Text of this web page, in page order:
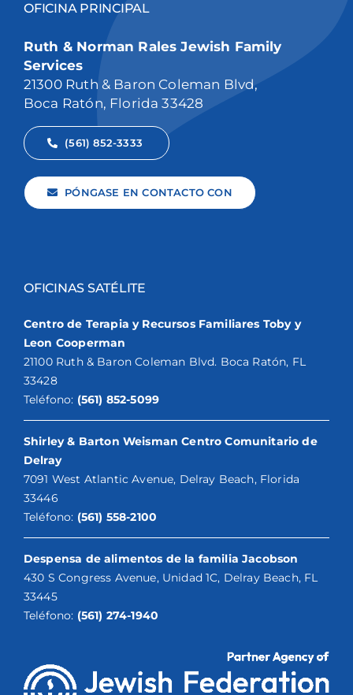
OFICINA PRINCIPAL
Ruth & Norman Rales Jewish Family
Services
21300 Ruth & Baron Coleman Blvd,
Boca Ratón, Florida 33428
(561) 852-3333
PÓNGASE EN CONTACTO CON
OFICINAS SATÉLITE
Centro de Terapia y Recursos Familiares Toby y
Leon Cooperman
21100 Ruth & Baron Coleman Blvd. Boca Ratón, FL
33428
Teléfono: (561) 852-5099
Shirley & Barton Weisman Centro Comunitario de
Delray
7091 West Atlantic Avenue, Delray Beach, Florida
33446
Teléfono: (561) 558-2100
Despensa de alimentos de la familia Jacobson
430 S Congress Avenue, Unidad 1C, Delray Beach, FL
33445
Teléfono: (561) 274-1940